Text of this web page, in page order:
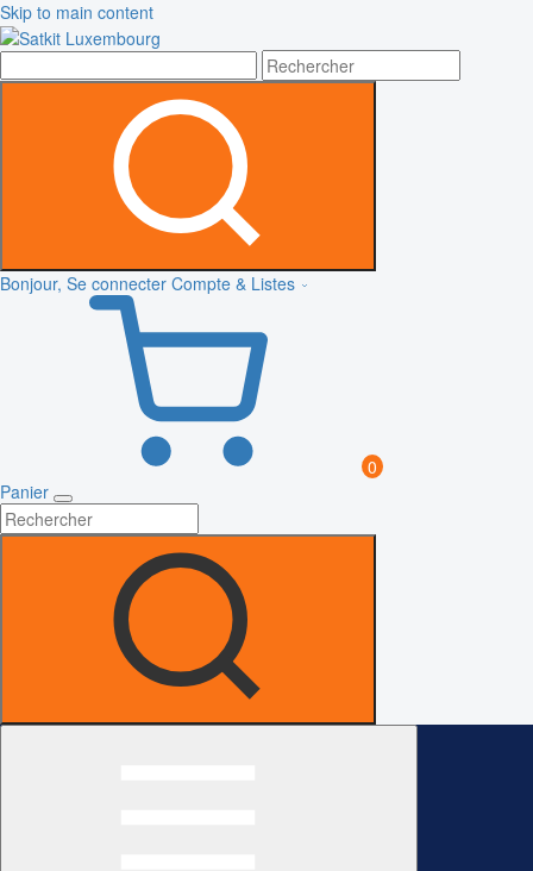
Skip to main content
Bonjour, Se connecter Compte & Listes
0
Panier